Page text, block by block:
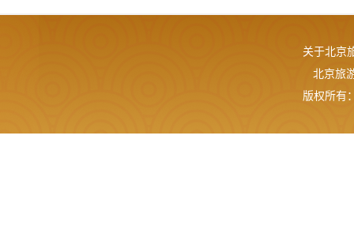
关于北京
北京旅
版权所有